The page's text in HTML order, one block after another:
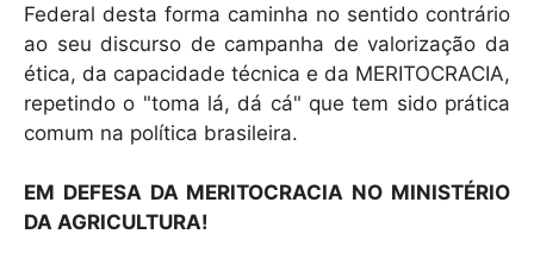
Federal desta forma caminha no sentido contrário
ao seu discurso de campanha de valorização da
ética, da capacidade técnica e da MERITOCRACIA,
repetindo o "toma lá, dá cá" que tem sido prática
comum na política brasileira.
EM DEFESA DA MERITOCRACIA NO MINISTÉRIO
DA AGRICULTURA!